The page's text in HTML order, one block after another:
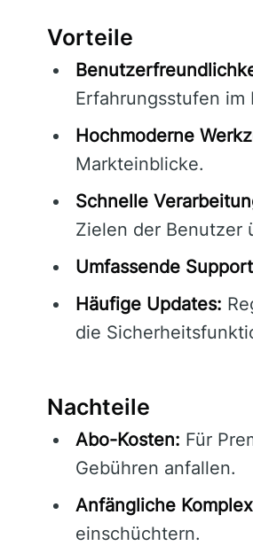
Vorteile
Erfahrungsstufen im
Hochmoderne
Markteinblicke.
Schnelle
Zielen der Benutzer
Umfassende
Häufige Updates:
die
Nachteile
Abo-Kosten: Für
Gebühren anfallen.
Anfängliche
einschüchtern.